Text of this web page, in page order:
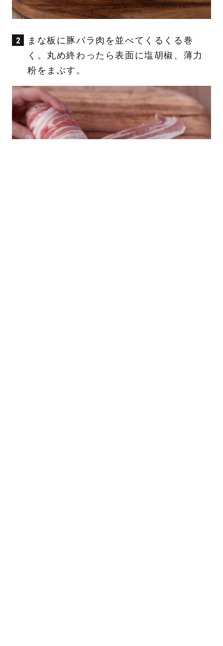
まな板に豚バラ肉を並べてくるくる巻
く。丸め終わったら表面に塩胡椒、薄力
粉をまぶす。